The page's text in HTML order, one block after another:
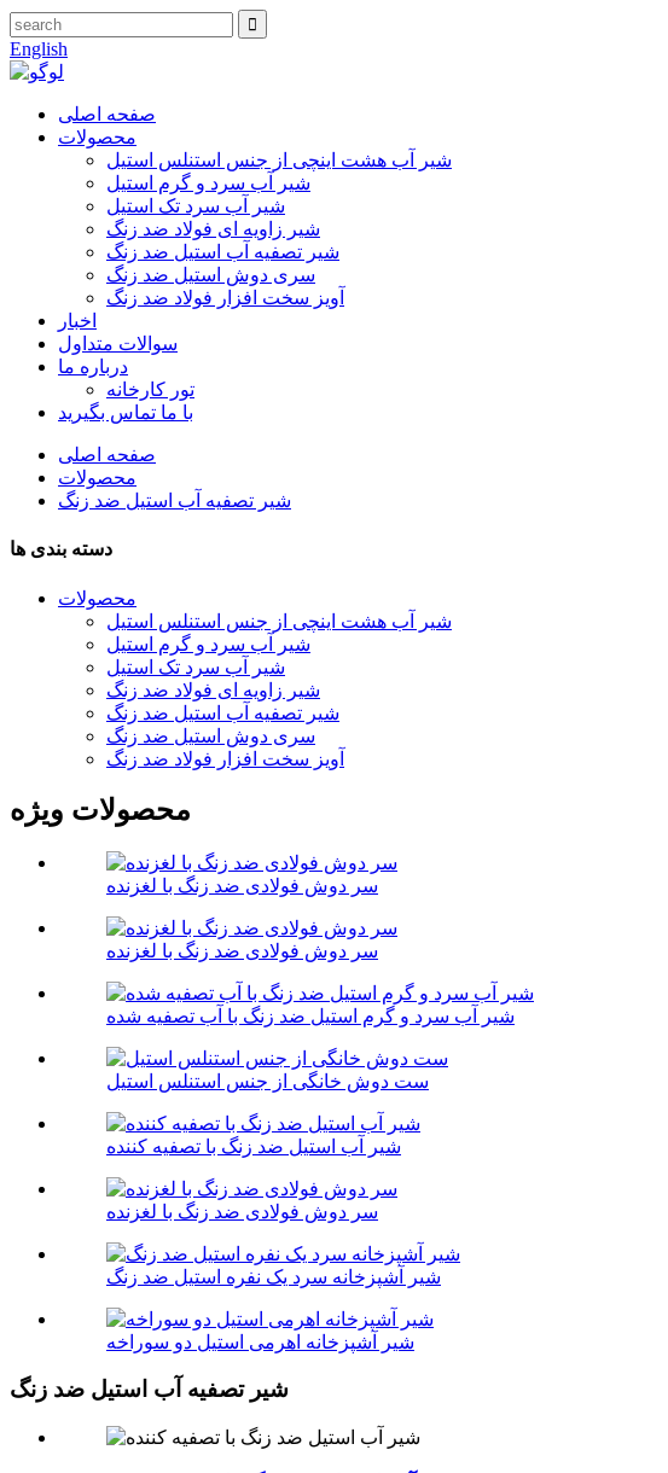
English
صفحه اصلی
محصولات
شیر آب هشت اینچی از جنس استنلس استیل
شیر آب سرد و گرم استیل
شیر آب سرد تک استیل
شیر زاویه ای فولاد ضد زنگ
شیر تصفیه آب استیل ضد زنگ
سری دوش استیل ضد زنگ
آویز سخت افزار فولاد ضد زنگ
اخبار
سوالات متداول
درباره ما
تور کارخانه
با ما تماس بگیرید
صفحه اصلی
محصولات
شیر تصفیه آب استیل ضد زنگ
دسته بندی ها
محصولات
شیر آب هشت اینچی از جنس استنلس استیل
شیر آب سرد و گرم استیل
شیر آب سرد تک استیل
شیر زاویه ای فولاد ضد زنگ
شیر تصفیه آب استیل ضد زنگ
سری دوش استیل ضد زنگ
آویز سخت افزار فولاد ضد زنگ
محصولات ویژه
سر دوش فولادی ضد زنگ با لغزنده
سر دوش فولادی ضد زنگ با لغزنده
شیر آب سرد و گرم استیل ضد زنگ با آب تصفیه شده
ست دوش خانگی از جنس استنلس استیل
شیر آب استیل ضد زنگ با تصفیه کننده
سر دوش فولادی ضد زنگ با لغزنده
شیر آشپزخانه سرد یک نفره استیل ضد زنگ
شیر آشپزخانه اهرمی استیل دو سوراخه
شیر تصفیه آب استیل ضد زنگ